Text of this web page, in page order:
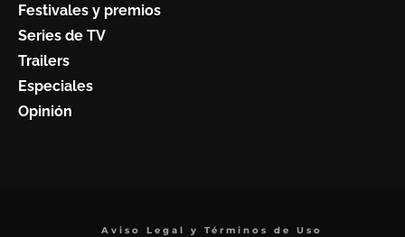
Festivales y premios
Series de TV
Trailers
Especiales
Opinión
Aviso Legal y Términos de Uso